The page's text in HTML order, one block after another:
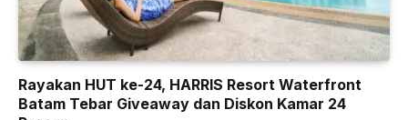
Rayakan HUT ke-24, HARRIS Resort Waterfront
Batam Tebar Giveaway dan Diskon Kamar 24